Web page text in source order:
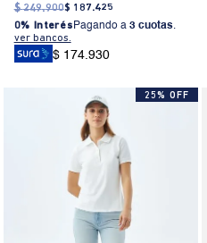
$ 249.900$ 187.425
0% Interés Pagando a 3 cuotas.
ver bancos.
$ 174.930
25% OFF